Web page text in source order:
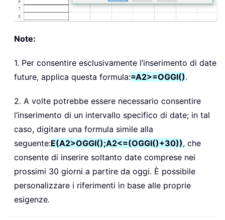
Note:
1. Per consentire esclusivamente l’inserimento di date
future, applica questa formula:=A2>=OGGI().
2. A volte potrebbe essere necessario consentire
l’inserimento di un intervallo specifico di date; in tal
caso, digitare una formula simile alla
seguente:E(A2>OGGI();A2<=(OGGI()+30)), che
consente di inserire soltanto date comprese nei
prossimi 30 giorni a partire da oggi. È possibile
personalizzare i riferimenti in base alle proprie
esigenze.